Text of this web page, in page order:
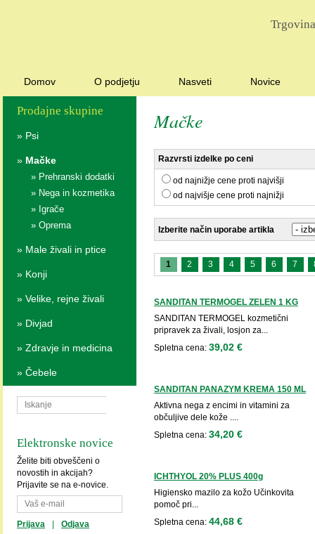
Domov O podjetju Nasveti Novice
Prodajne skupine
» Psi
» Mačke
» Prehranski dodatki
» Nega in kozmetika
» Igrače
» Oprema
» Male živali in ptice
» Konji
» Velike, rejne živali
» Divjad
» Zdravje in medicina
» Čebele
Elektronske novice
Želite biti obveščeni o
novostih in akcijah?
Prijavite se na e-novice.
Prijava Odjava
Mačke
Razvrsti izdelke po ceni
od najnižje cene proti najvišji
od najvišje cene proti najnižji
Izberite način uporabe artikla
1 2 3 4 5 6 7
SANDITAN TERMOGEL ZELEN 1 KG
SANDITAN TERMOGEL kozmetični
pripravek za živali, losjon za...
Spletna cena: 39,02 €
SANDITAN PANAZYM KREMA 150 ML
Aktivna nega z encimi in vitamini za
občuljive dele kože ....
Spletna cena: 34,20 €
ICHTHYOL 20% PLUS 400g
Higiensko mazilo za kožo Učinkovita
pomoč pri...
Spletna cena: 44,68 €